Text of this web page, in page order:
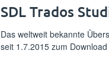
SDL Trados
Das weltweit bekannte
seit 1.7.2015 zum